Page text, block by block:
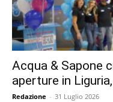
Acqua & Sapone
aperture in
Redazione - 31 Luglio 2026